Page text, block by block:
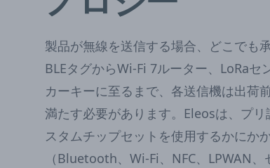
製品が無線を送信する場合、どこでも
BLEタグからWi-Fi 7ルーター、LoRa
カーキーに至るまで、各送信機は出荷
満たす必要があります。Eleosは、プ
スタムチップセットを使用するかにか
（Bluetooth、Wi-Fi、NFC、LPWAN